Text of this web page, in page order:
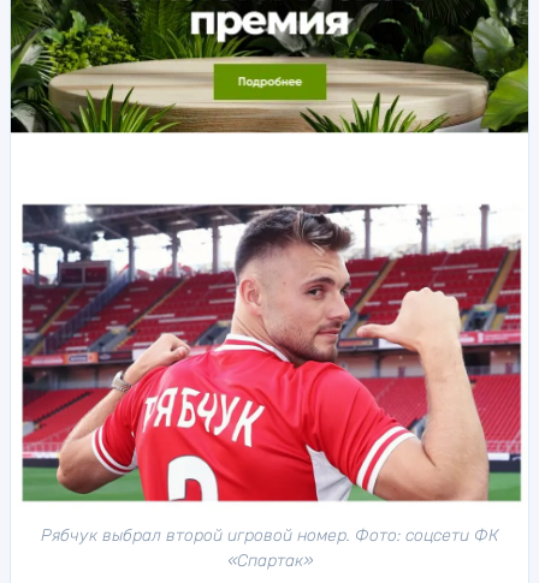
Рябчук выбрал второй игровой номер. Фото: соцсети ФК
«Спартак»